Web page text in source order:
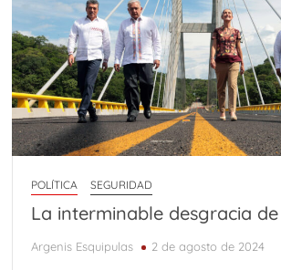
POLÍTICA SEGURIDAD
La interminable desgracia de
Argenis Esquipulas 2 de agosto de 2024